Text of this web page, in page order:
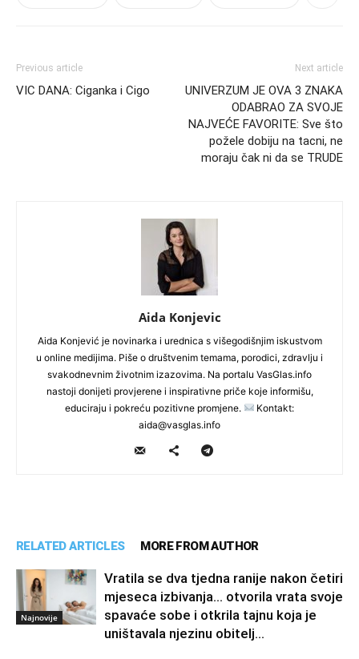
Previous article
VIC DANA: Ciganka i Cigo
Next article
UNIVERZUM JE OVA 3 ZNAKA
ODABRAO ZA SVOJE
NAJVEĆE FAVORITE: Sve što
požele dobiju na tacni, ne
moraju čak ni da se TRUDE
Aida Konjevic
Aida Konjević je novinarka i urednica s višegodišnjim iskustvom
u online medijima. Piše o društvenim temama, porodici, zdravlju i
svakodnevnim životnim izazovima. Na portalu VasGlas.info
nastoji donijeti provjerene i inspirativne priče koje informišu,
educiraju i pokreću pozitivne promjene.
Kontakt:
aida@vasglas.info
RELATED ARTICLES MORE FROM AUTHOR
Najnovije
Vratila se dva tjedna ranije nakon četiri
mjeseca izbivanja… otvorila vrata svoje
spavaće sobe i otkrila tajnu koja je
uništavala njezinu obitelj…